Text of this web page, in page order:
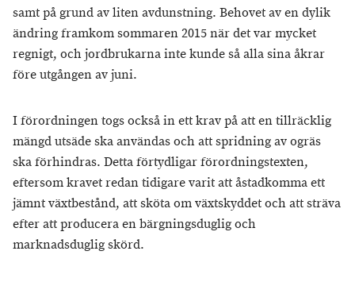
samt på grund av liten avdunstning. Behovet av en dylik
ändring framkom sommaren 2015 när det var mycket
regnigt, och jordbrukarna inte kunde så alla sina åkrar
före utgången av juni.
I förordningen togs också in ett krav på att en tillräcklig
mängd utsäde ska användas och att spridning av ogräs
ska förhindras. Detta förtydligar förordningstexten,
eftersom kravet redan tidigare varit att åstadkomma ett
jämnt växtbestånd, att sköta om växtskyddet och att sträva
efter att producera en bärgningsduglig och
marknadsduglig skörd.